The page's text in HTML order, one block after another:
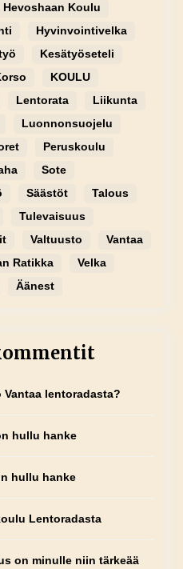
Hevoshaan Koulu
Hyvinvointivelka
Kesätyöseteli
KOULU
Lentorata
Liikunta
Luonnonsuojelu
Peruskoulu
Sote
Säästöt
Talous
Tulevaisuus
Valtuusto
Vantaa
Ratikka
Velka
Äänest
Vantaa lentoradasta?
hullu hanke
hullu hanke
Lentoradasta
on minulle niin tärkeää